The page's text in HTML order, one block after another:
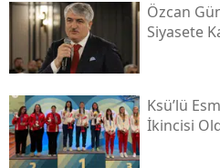
Özcan
Siyasete
Ksü’lü
İkincisi